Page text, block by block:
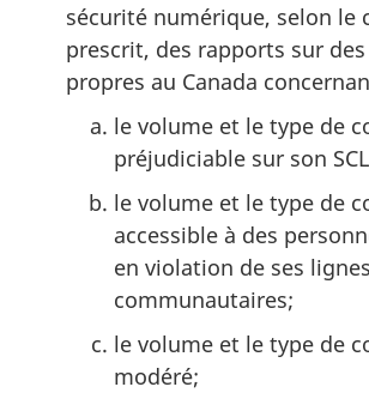
sécurité numérique, selon le
prescrit, des rapports sur
propres au Canada
le volume et le type de
préjudiciable sur son
le volume et le type de
accessible à des
en violation de ses
communautaires;
le volume et le type de
modéré;